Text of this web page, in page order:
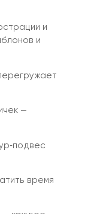
и
и
—
время